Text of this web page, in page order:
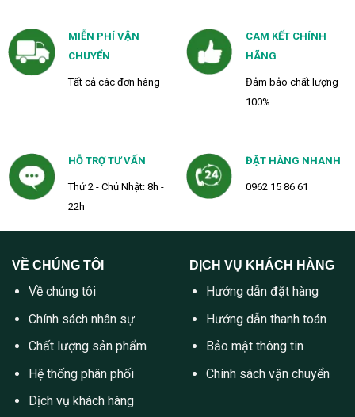
MIỄN PHÍ VẬN
CHUYỂN
Tất cả các đơn hàng
CAM KẾT CHÍNH
HÃNG
Đảm bảo chất lượng
100%
HỖ TRỢ TƯ VẤN
Thứ 2 - Chủ Nhật: 8h -
22h
ĐẶT HÀNG NHANH
0962 15 86 61
VỀ CHÚNG TÔI
Về chúng tôi
Chính sách nhân sự
Chất lượng sản phẩm
Hệ thống phân phối
Dịch vụ khách hàng
DỊCH VỤ KHÁCH HÀNG
Hướng dẫn đặt hàng
Hướng dẫn thanh toán
Bảo mật thông tin
Chính sách vận chuyển